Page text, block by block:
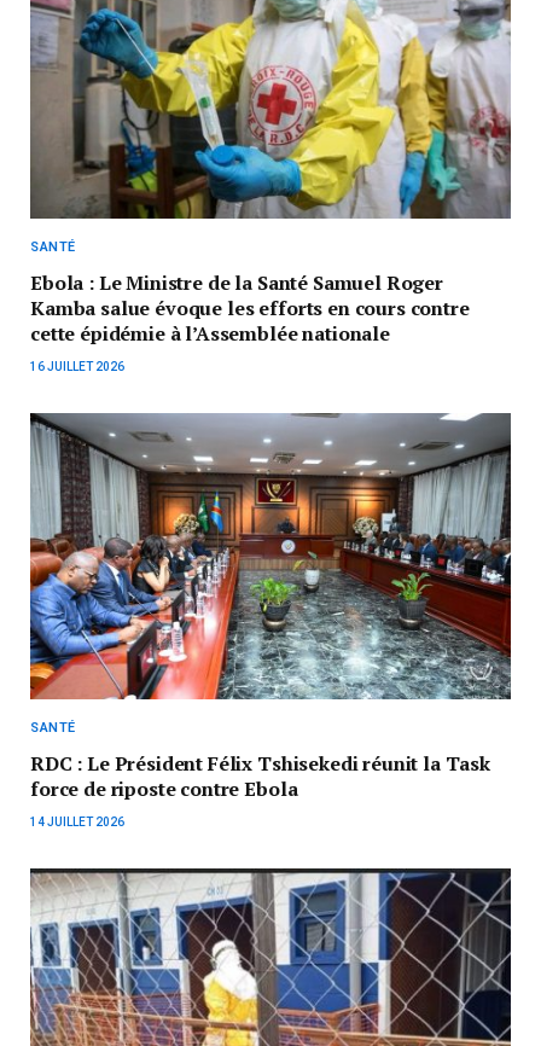
SANTÉ
Ebola : Le Ministre de la Santé Samuel Roger
Kamba salue évoque les efforts en cours contre
cette épidémie à l’Assemblée nationale
16 JUILLET 2026
SANTÉ
RDC : Le Président Félix Tshisekedi réunit la Task
force de riposte contre Ebola
14 JUILLET 2026